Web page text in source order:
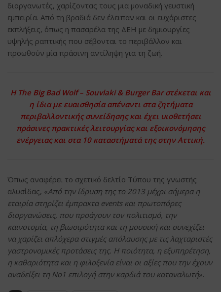
διοργανωτές, χαρίζοντας τους μια μοναδική γευστική
εμπειρία. Από τη βραδιά δεν έλειπαν και οι ευχάριστες
εκπλήξεις, όπως η πασαρέλα της ΔΕΗ με δημιουργίες
υψηλής ραπτικής που σέβονται το περιβάλλον και
προωθούν μία πράσινη αντίληψη για τη ζωή.
Η The Big Bad Wolf – Souvlaki & Burger Bar στέκεται και
η ίδια με ευαισθησία απέναντι στα ζητήματα
περιβαλλοντικής συνείδησης και έχει υιοθετήσει
πράσινες πρακτικές λειτουργίας και εξοικονόμησης
ενέργειας και στα 10 καταστήματά της στην Αττική.
Όπως αναφέρει το σχετικό δελτίο Τύπου της γνωστής
αλυσίδας, «Από την ίδρυση της το 2013 μέχρι σήμερα η
εταιρία στηρίζει έμπρακτα events και πρωτοπόρες
διοργανώσεις, που προάγουν τον πολιτισμό, την
καινοτομία, τη βιωσιμότητα και τη μουσική και συνεχίζει
να χαρίζει απλόχερα στιγμές απόλαυσης με τις λαχταριστές
γαστρονομικές προτάσεις της. H ποιότητα, η εξυπηρέτηση,
η καθαριότητα και η φιλοξενία είναι οι αξίες που την έχουν
αναδείξει τη Νο1 επιλογή στην καρδιά του καταναλωτή».